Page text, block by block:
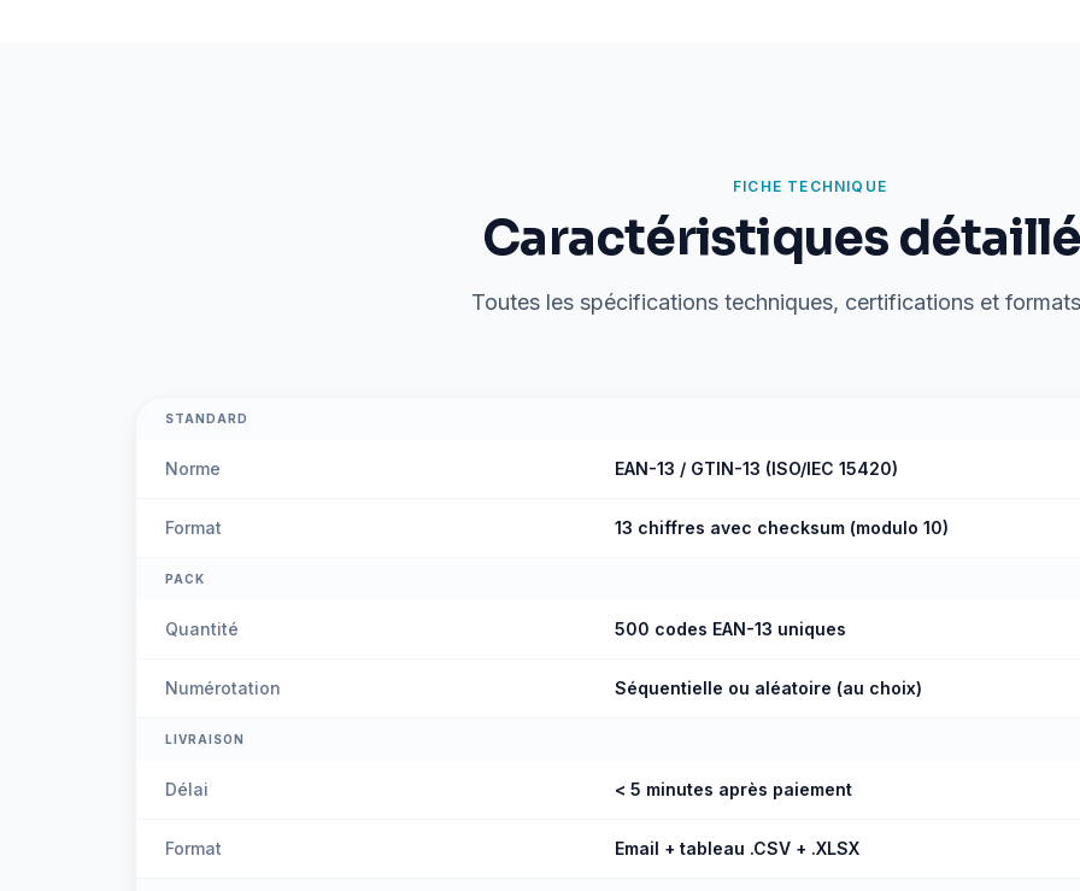
FICHE TECHNIQUE
Caractéristiques
Toutes les spécifications techniques, certifications et
STANDARD
Norme EAN-13 / GTIN-13 (ISO/IEC 15420)
Format 13 chiffres avec checksum (modulo 10)
PACK
Quantité 500 codes EAN-13 uniques
Numérotation Séquentielle ou aléatoire (au choix)
LIVRAISON
Délai < 5 minutes après paiement
Format Email + tableau .CSV + .XLSX